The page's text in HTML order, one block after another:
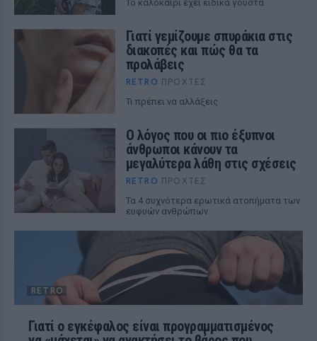
To καλοκαίρι έχει ειδικά γούστα
Γιατί γεμίζουμε σπυράκια στις
διακοπές και πώς θα τα
προλάβεις
RETRO ΠΡΟΧΤΈΣ
Τι πρέπει να αλλάξεις
Ο λόγος που οι πιο έξυπνοι
άνθρωποι κάνουν τα
μεγαλύτερα λάθη στις σχέσεις
RETRO ΠΡΟΧΤΈΣ
Τα 4 συχνότερα ερωτικά ατοπήματα των
ευφυών ανθρώπων
RETRO
Γιατί ο εγκέφαλος είναι προγραμματισμένος